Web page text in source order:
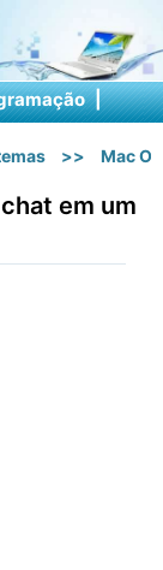
|
>> Mac OS
em um